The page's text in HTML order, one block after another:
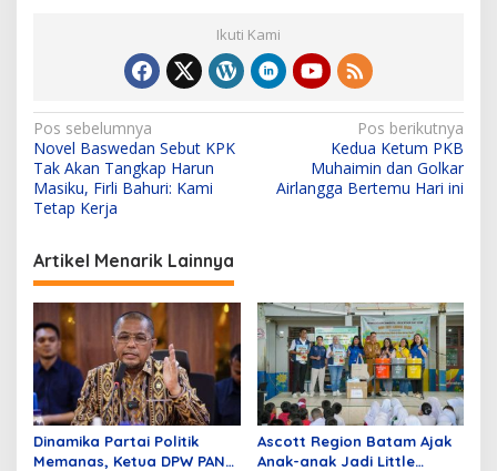
Ikuti Kami
N
a
v
g
a
s
i
p
o
s
Pos sebelumnya
Novel Baswedan Sebut KPK
Tak Akan Tangkap Harun
Masiku, Firli Bahuri: Kami
Tetap Kerja
Pos berikutnya
Kedua Ketum PKB
Muhaimin dan Golkar
Airlangga Bertemu Hari ini
Artikel Menarik Lainnya
Dinamika Partai Politik
Memanas, Ketua DPW PAN
Ascott Region Batam Ajak
Anak-anak Jadi Little